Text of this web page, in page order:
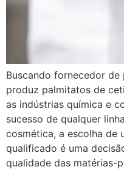
Buscando fornecedor de
produz palmitatos de
as indústrias química e
sucesso de qualquer
cosmética, a escolha de
qualificado é uma
qualidade das matérias-